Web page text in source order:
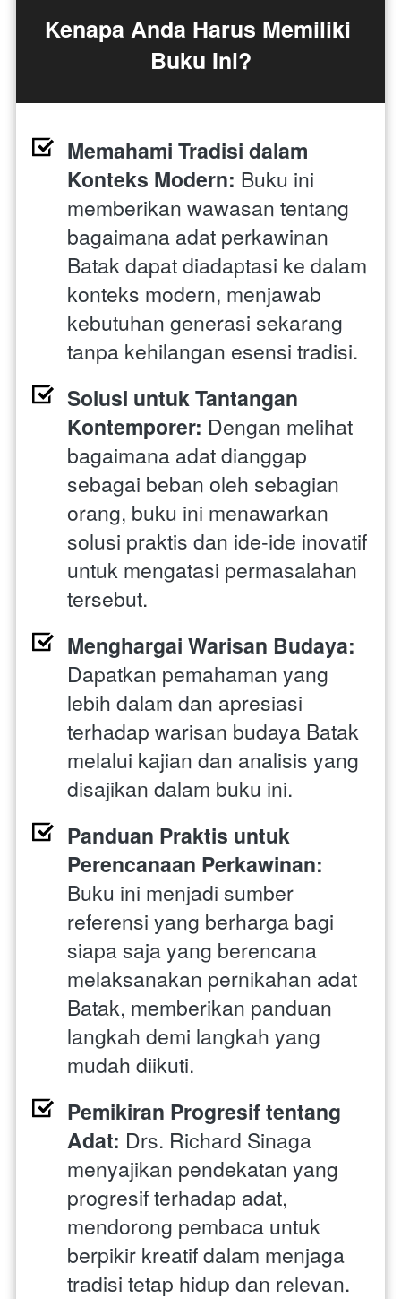
Kenapa Anda Harus Memiliki
Buku Ini?
Memahami Tradisi dalam
Konteks Modern: Buku ini
memberikan wawasan tentang
bagaimana adat perkawinan
Batak dapat diadaptasi ke dalam
konteks modern, menjawab
kebutuhan generasi sekarang
tanpa kehilangan esensi tradisi.
Solusi untuk Tantangan
Kontemporer: Dengan melihat
bagaimana adat dianggap
sebagai beban oleh sebagian
orang, buku ini menawarkan
solusi praktis dan ide-ide inovatif
untuk mengatasi permasalahan
tersebut.
Menghargai Warisan Budaya:
Dapatkan pemahaman yang
lebih dalam dan apresiasi
terhadap warisan budaya Batak
melalui kajian dan analisis yang
disajikan dalam buku ini.
Panduan Praktis untuk
Buku ini menjadi sumber
referensi yang berharga bagi
siapa saja yang berencana
melaksanakan pernikahan adat
Batak, memberikan panduan
langkah demi langkah yang
mudah diikuti.
Pemikiran Progresif tentang
Adat: Drs. Richard Sinaga
menyajikan pendekatan yang
progresif terhadap adat,
mendorong pembaca untuk
berpikir kreatif dalam menjaga
tradisi tetap hidup dan relevan.